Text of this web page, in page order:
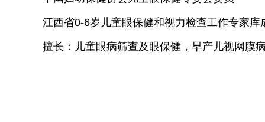
江西省0-6岁儿童眼保健和视力检查工作专家库
擅长：儿童眼病筛查及眼保健，早产儿视网膜